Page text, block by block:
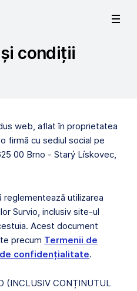
condiții
web, aflat în proprietatea
firmă cu sediul social pe
00 Brno - Starý Lískovec,
utilizarea
Survio, inclusiv site-ul
Acest document
precum Termenii de
confidențialitate.
(INCLUSIV CONȚINUTUL